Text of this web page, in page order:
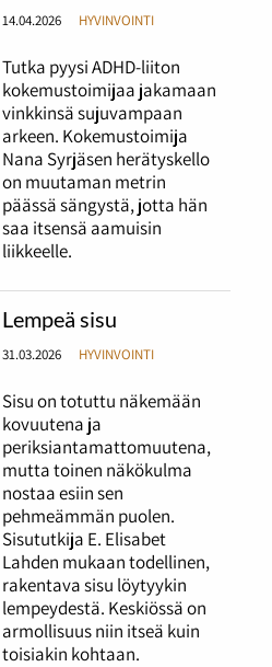
14.04.2026 HYVINVOINTI
Tutka pyysi ADHD-liiton
kokemustoimijaa jakamaan
vinkkinsä sujuvampaan
arkeen. Kokemustoimija
Nana Syrjäsen herätyskello
on muutaman metrin
päässä sängystä, jotta hän
saa itsensä aamuisin
liikkeelle.
Lempeä sisu
31.03.2026 HYVINVOINTI
Sisu on totuttu näkemään
kovuutena ja
periksiantamattomuutena,
mutta toinen näkökulma
nostaa esiin sen
pehmeämmän puolen.
Sisututkija E. Elisabet
Lahden mukaan todellinen,
rakentava sisu löytyykin
lempeydestä. Keskiössä on
armollisuus niin itseä kuin
toisiakin kohtaan.